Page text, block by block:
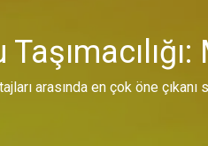
arasında en çok öne